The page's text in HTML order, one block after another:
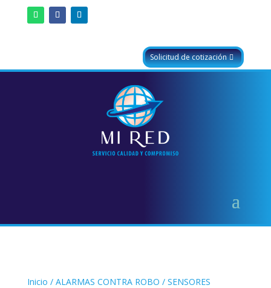
Solicitud de cotización
Inicio / ALARMAS CONTRA ROBO / SENSORES